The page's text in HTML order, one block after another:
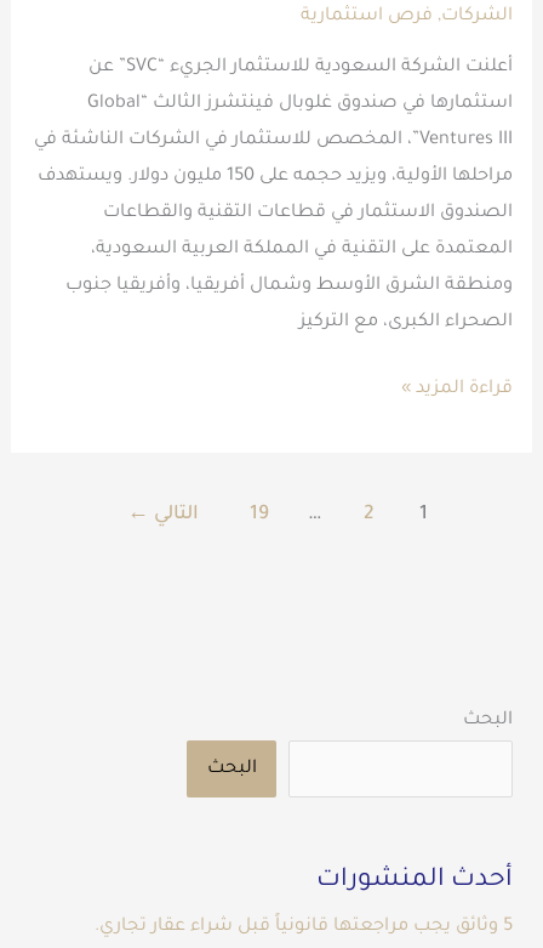
الشركات, فرص استثمارية
أعلنت الشركة السعودية للاستثمار الجريء “SVC” عن
استثمارها في صندوق غلوبال فينتشرز الثالث “Global
Ventures III”، المخصص للاستثمار في الشركات الناشئة في
مراحلها الأولية، ويزيد حجمه على 150 مليون دولار. ويستهدف
الصندوق الاستثمار في قطاعات التقنية والقطاعات
المعتمدة على التقنية في المملكة العربية السعودية،
ومنطقة الشرق الأوسط وشمال أفريقيا، وأفريقيا جنوب
الصحراء الكبرى، مع التركيز
حجمه
على
150
مليون
دولار
قراءة المزيد »
1
2
…
19 التالي ←
البحث
البحث
أحدث المنشورات
5 وثائق يجب مراجعتها قانونياً قبل شراء عقار تجاري.